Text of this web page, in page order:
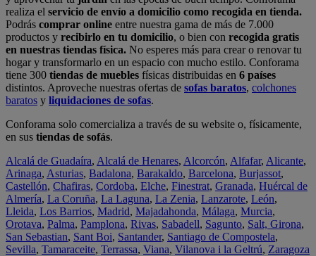
realiza el servicio de envío a domicilio como recogida en tienda.
Podrás comprar online entre nuestra gama de más de 7.000
productos y recibirlo en tu domicilio, o bien con recogida gratis
en nuestras tiendas física. No esperes más para crear o renovar tu
hogar y transformarlo en un espacio con mucho estilo. Conforama
tiene 300 tiendas de muebles físicas distribuidas en 6 países
distintos. Aproveche nuestras ofertas de sofas baratos, colchones
baratos y liquidaciones de sofas.
Conforama solo comercializa a través de su website o, físicamente,
en sus tiendas de sofás.
Alcalá de Guadaíra, Alcalá de Henares, Alcorcón, Alfafar, Alicante,
Arinaga, Asturias, Badalona, Barakaldo, Barcelona, Burjassot,
Castellón, Chafiras, Cordoba, Elche, Finestrat, Granada, Huércal de
Almería, La Coruña, La Laguna, La Zenia, Lanzarote, León,
Lleida, Los Barrios, Madrid, Majadahonda, Málaga, Murcia,
Orotava, Palma, Pamplona, Rivas, Sabadell, Sagunto, Salt, Girona,
San Sebastian, Sant Boi, Santander, Santiago de Compostela,
Sevilla, Tamaraceite, Terrassa, Viana, Vilanova i la Geltrú, Zaragoza